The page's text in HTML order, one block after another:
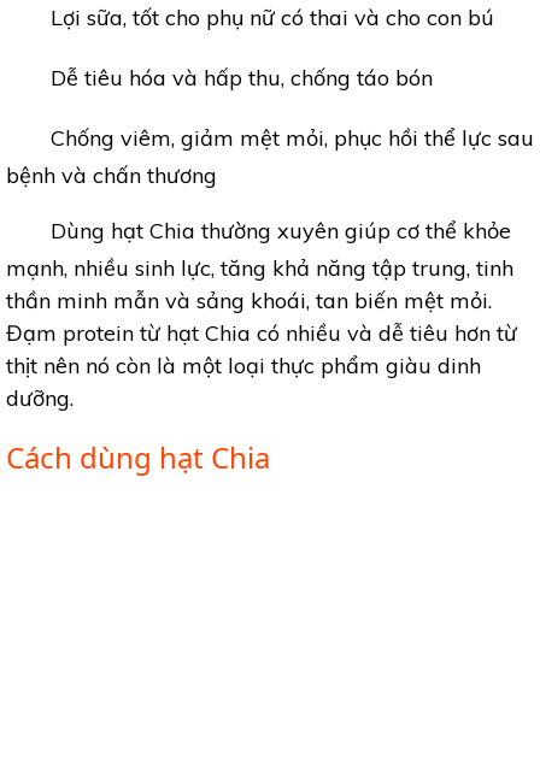
Lợi sữa, tốt cho phụ nữ có thai và cho con bú
Dễ tiêu hóa và hấp thu, chống táo bón
Chống viêm, giảm mệt mỏi, phục hồi thể lực sau
bệnh và chấn thương
Dùng hạt Chia thường xuyên giúp cơ thể khỏe
mạnh, nhiều sinh lực, tăng khả năng tập trung, tinh
thần minh mẫn và sảng khoái, tan biến mệt mỏi.
Đạm protein từ hạt Chia có nhiều và dễ tiêu hơn từ
thịt nên nó còn là một loại thực phẩm giàu dinh
dưỡng.
Cách dùng hạt Chia